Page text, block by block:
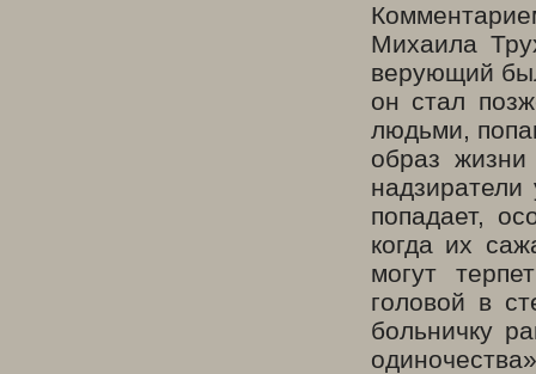
Михаила
верующий
он стал
людьми,
образ
надзиратели
попадает,
когда их
могут
головой в
больничку
одиночества»